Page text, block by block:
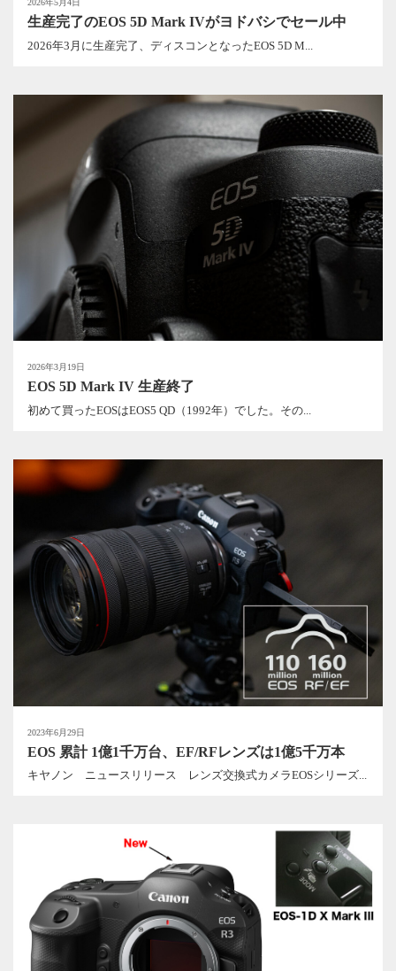
2026年5月4日
生産完了のEOS 5D Mark IVがヨドバシでセール中
2026年3月に生産完了、ディスコンとなったEOS 5D M...
2026年3月19日
EOS 5D Mark IV 生産終了
初めて買ったEOSはEOS5 QD（1992年）でした。その...
2023年6月29日
EOS 累計 1億1千万台、EF/RFレンズは1億5千万本
キヤノン ニュースリリース レンズ交換式カメラEOSシリーズ...